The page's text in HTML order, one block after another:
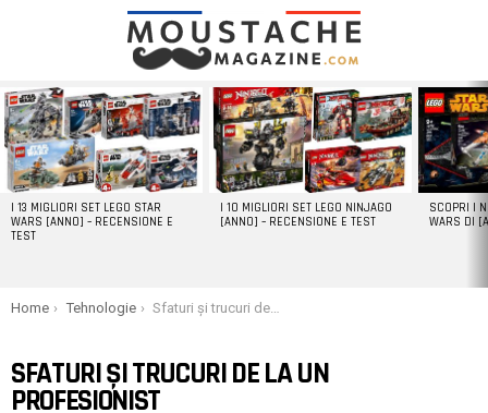
LATEST
STORIES
I 13 MIGLIORI SET LEGO STAR
WARS [ANNO] – RECENSIONE E
TEST
I 10 MIGLIORI SET LEGO NINJAGO
[ANNO] – RECENSIONE E TEST
SCOPRI I
WARS DI
You are here:
Home Tehnologie Sfaturi și trucuri de la un profesionist
SFATURI ȘI TRUCURI DE LA UN
PROFESIONIST